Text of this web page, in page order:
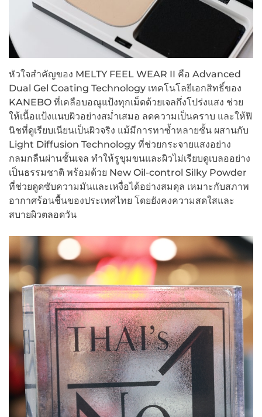
หัวใจสำคัญของ MELTY FEEL WEAR II คือ Advanced
Dual Gel Coating Technology เทคโนโลยีเอกสิทธิ์ของ
KANEBO ที่เคลือบอณูแป้งทุกเม็ดด้วยเจลกึ่งโปร่งแสง ช่วย
ให้เนื้อแป้งแนบผิวอย่างสม่ำเสมอ ลดความเป็นคราบ และให้ฟิ
นิชที่ดูเรียบเนียนเป็นผิวจริง แม้มีการทาซ้ำหลายชั้น ผสานกับ
Light Diffusion Technology ที่ช่วยกระจายแสงอย่าง
กลมกลืนผ่านชั้นเจล ทำให้รูขุมขนและผิวไม่เรียบดูเบลออย่าง
เป็นธรรมชาติ พร้อมด้วย New Oil-control Silky Powder
ที่ช่วยดูดซับความมันและเหงื่อได้อย่างสมดุล เหมาะกับสภาพ
อากาศร้อนชื้นของประเทศไทย โดยยังคงความสดใสและ
สบายผิวตลอดวัน